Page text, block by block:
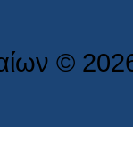
©